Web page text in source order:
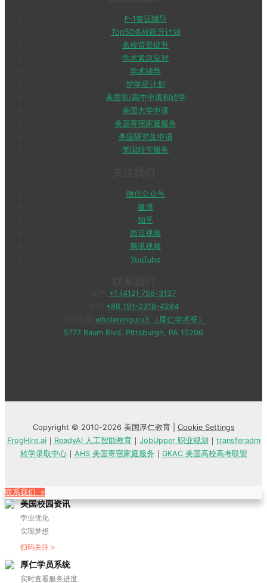
F-1签证辅导
Top50名校跃升计划
名校背景提升
学术紧急应对
学术辅导
护学星计划
美国初/高中申请和转学
美国大学申请
美国寄宿家庭服务
美国研究生申请
美国转学服务
微信公众号
微博
知乎
西瓜视频
腾讯视频
YouTube
+1 (412) 756-3137
+86 191-2318-4284
wholerenguru3 （厚仁学术哥）
5777 Baum Blvd, Pittsburgh, PA 15206
Copyright © 2010-2026 美国厚仁教育 | Cookie Settings
FrogHire.ai｜ ReadyAI 人工智能教育｜ JobUpper 职业规划 ｜ transferadm
转学录取中心｜ AHS 美国寄宿家庭服务 ｜ GKAC 美国高校高考联盟
联系我们 »
美国校园资讯
学业优化
实现梦想
扫码关注 >
厚仁学员系统
实时查看服务进度